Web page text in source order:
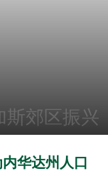
斯郊区振兴
华达州人口